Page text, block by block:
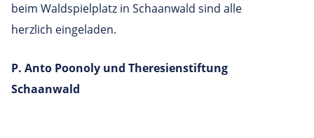
beim Waldspielplatz in Schaanwald sind alle
herzlich eingeladen.
P. Anto Poonoly und Theresienstiftung
Schaanwald